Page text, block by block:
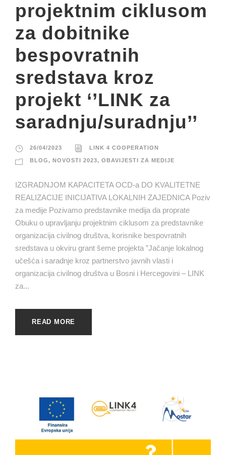
projektnim ciklusom
za dobitnike
bespovratnih
sredstava kroz
projekt ‘’LINK za
saradnju/suradnju’’
26/04/2023 LINK 4 COOPERATION
BLOG, NOVOSTI 2023, OBAVIJESTI ZA MEDIJE
IZGRADNJOM KAPACITETA OCD-a DO KVALITETNE
REALIZACIJE INICIJATIVA LOKALNIH ZAJEDNICA Poziv
za medije Pozivamo predstavnike medija da proprate
Obuku o upravljanju projektnim ciklusom za predstavnike
organizacija civilnog društva, korisnike bespovratnih
sredstava u okviru grant šeme projekta ”Jačanje lokalnog
učešća i saradnje kroz partnerstvo javnih vlasti i
organizacija civilnog društva u Bosni i Hercegovini – LINK
za...
READ MORE